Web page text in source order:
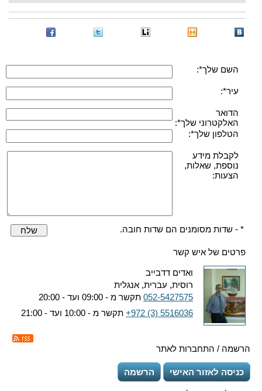
השם שלך*:
עיר*:
הדואר
האלקטרוני שלך*:
הטלפון שלך*:
לקבלת מידע
נוספת, שאלות,
הצעות:
* - שדות מסומנים הם שדות חובה. שלח
פרטים של איש קשר
ואדים דדבייב
רוסית, עברית, אנגלית
052-5427575 תקשר מ - 09:00 ועד - 20:00
+972 (3) 5516036 תקשר מ - 10:00 ועד - 21:00
הרשמה / התחברות לאתר
כניסה לאזור האישי הרשמה